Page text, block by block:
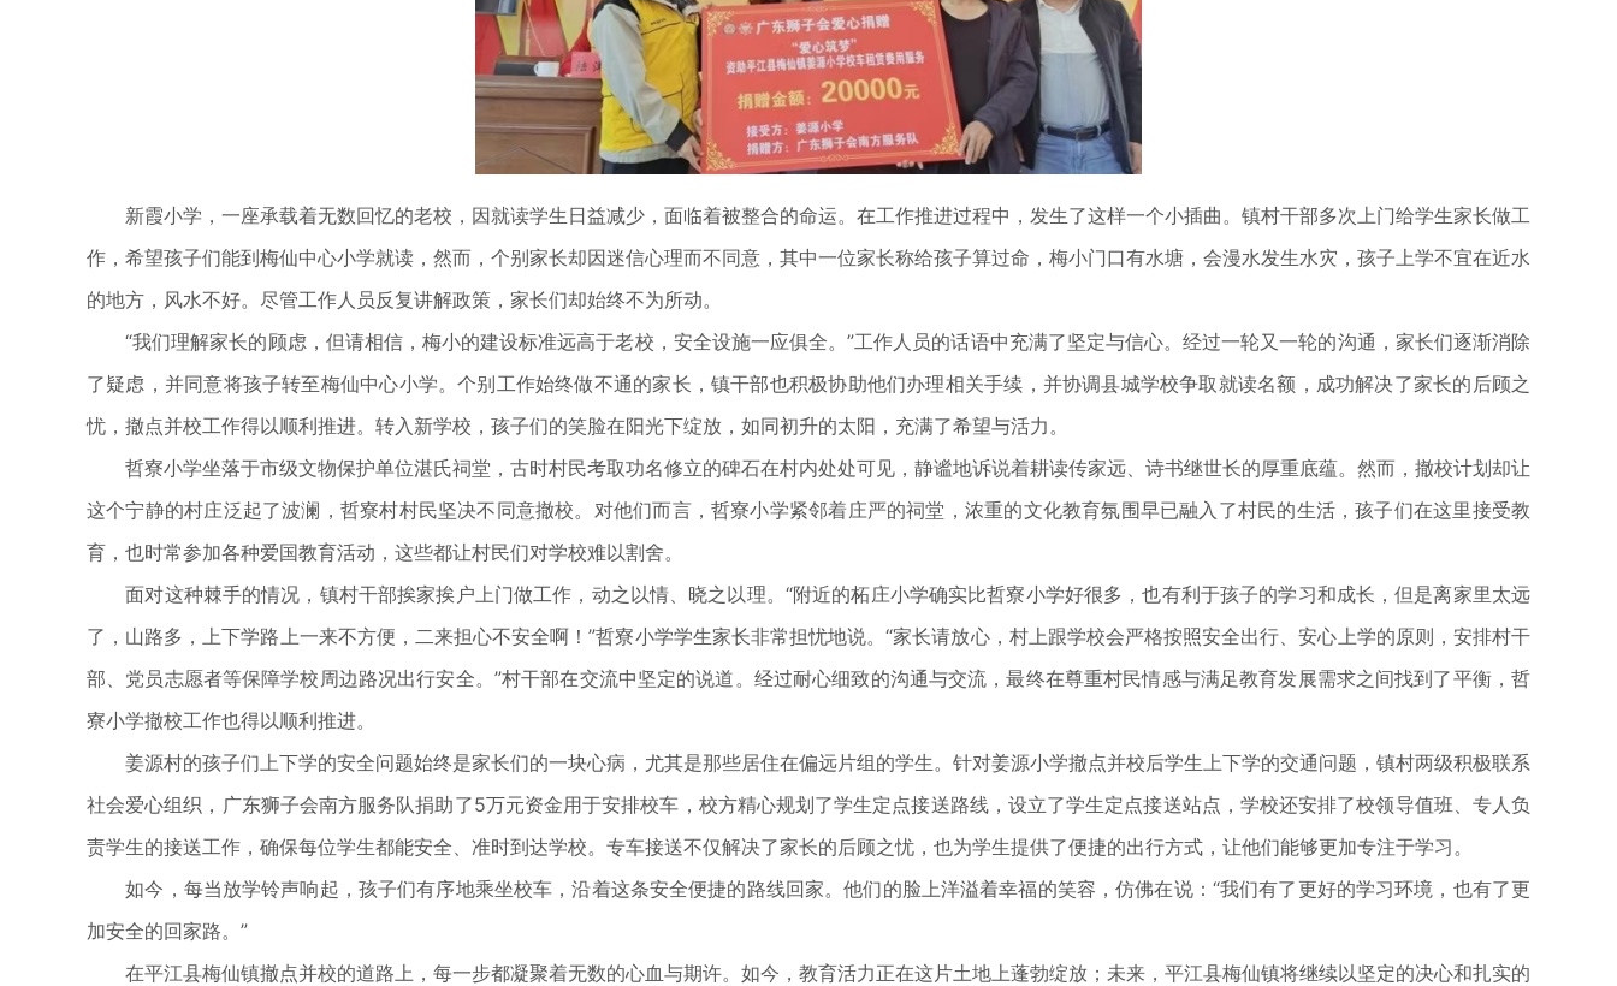
新霞小学，一座承载着无数回忆的老校，因就读学生日益减少，面临着被整合的命运。在工作推进过程中，发生了这样一个小插曲。镇村干部多次上门给学生家长做工
作，希望孩子们能到梅仙中心小学就读，然而，个别家长却因迷信心理而不同意，其中一位家长称给孩子算过命，梅小门口有水塘，会漫水发生水灾，孩子上学不宜在近水
的地方，风水不好。尽管工作人员反复讲解政策，家长们却始终不为所动。
“我们理解家长的顾虑，但请相信，梅小的建设标准远高于老校，安全设施一应俱全。”工作人员的话语中充满了坚定与信心。经过一轮又一轮的沟通，家长们逐渐消除
了疑虑，并同意将孩子转至梅仙中心小学。个别工作始终做不通的家长，镇干部也积极协助他们办理相关手续，并协调县城学校争取就读名额，成功解决了家长的后顾之
忧，撤点并校工作得以顺利推进。转入新学校，孩子们的笑脸在阳光下绽放，如同初升的太阳，充满了希望与活力。
哲寮小学坐落于市级文物保护单位湛氏祠堂，古时村民考取功名修立的碑石在村内处处可见，静谧地诉说着耕读传家远、诗书继世长的厚重底蕴。然而，撤校计划却让
这个宁静的村庄泛起了波澜，哲寮村村民坚决不同意撤校。对他们而言，哲寮小学紧邻着庄严的祠堂，浓重的文化教育氛围早已融入了村民的生活，孩子们在这里接受教
育，也时常参加各种爱国教育活动，这些都让村民们对学校难以割舍。
面对这种棘手的情况，镇村干部挨家挨户上门做工作，动之以情、晓之以理。“附近的柘庄小学确实比哲寮小学好很多，也有利于孩子的学习和成长，但是离家里太远
了，山路多，上下学路上一来不方便，二来担心不安全啊！”哲寮小学学生家长非常担忧地说。“家长请放心，村上跟学校会严格按照安全出行、安心上学的原则，安排村干
部、党员志愿者等保障学校周边路况出行安全。”村干部在交流中坚定的说道。经过耐心细致的沟通与交流，最终在尊重村民情感与满足教育发展需求之间找到了平衡，哲
寮小学撤校工作也得以顺利推进。
姜源村的孩子们上下学的安全问题始终是家长们的一块心病，尤其是那些居住在偏远片组的学生。针对姜源小学撤点并校后学生上下学的交通问题，镇村两级积极联系
社会爱心组织，广东狮子会南方服务队捐助了5万元资金用于安排校车，校方精心规划了学生定点接送路线，设立了学生定点接送站点，学校还安排了校领导值班、专人负
责学生的接送工作，确保每位学生都能安全、准时到达学校。专车接送不仅解决了家长的后顾之忧，也为学生提供了便捷的出行方式，让他们能够更加专注于学习。
如今，每当放学铃声响起，孩子们有序地乘坐校车，沿着这条安全便捷的路线回家。他们的脸上洋溢着幸福的笑容，仿佛在说：“我们有了更好的学习环境，也有了更
加安全的回家路。”
在平江县梅仙镇撤点并校的道路上，每一步都凝聚着无数的心血与期许。如今，教育活力正在这片土地上蓬勃绽放；未来，平江县梅仙镇将继续以坚定的决心和扎实的